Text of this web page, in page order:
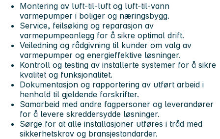
Montering av luft-til-luft og luft-til-vann
varmepumper i boliger og næringsbygg.
Service, feilsøking og reparasjon av
varmepumpeanlegg for å sikre optimal drift.
Veiledning og rådgivning til kunder om valg av
varmepumper og energieffektive løsninger.
Kontroll og testing av installerte systemer for å sikre
kvalitet og funksjonalitet.
Dokumentasjon og rapportering av utført arbeid i
henhold til gjeldende forskrifter.
Samarbeid med andre fagpersoner og leverandører
for å levere skreddersydde løsninger.
Sørge for at alle installasjoner utføres i tråd med
sikkerhetskrav og bransjestandarder.